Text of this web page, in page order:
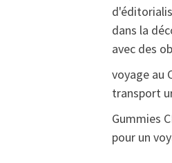
dans la
avec des
voyage au
transport
Gummies
pour un